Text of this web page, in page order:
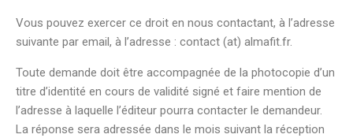
Vous pouvez exercer ce droit en nous contactant, à l’adresse
suivante par email, à l’adresse : contact (at) almafit.fr.
Toute demande doit être accompagnée de la photocopie d’un
titre d’identité en cours de validité signé et faire mention de
l’adresse à laquelle l’éditeur pourra contacter le demandeur.
La réponse sera adressée dans le mois suivant la réception